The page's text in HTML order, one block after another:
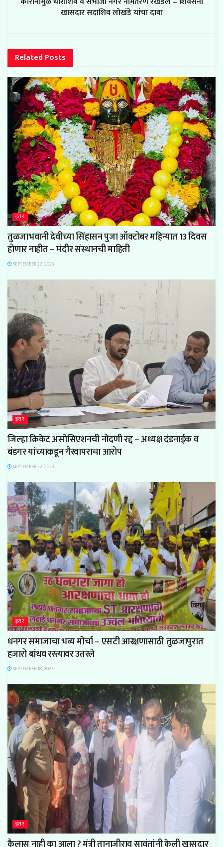
खासदार सदाशिव लोखंडे यांचा दावा
Related Posts
इतर
तुळजाभवानी देवीच्या सिंहासन पुजा ऑक्टोबर महिन्यात 13 दिवस
होणार नाहीत – मंदीर संस्थानची माहिती
SEPTEMBER 22, 2023
इतर
जिल्हा क्रिकेट असोसिएशनची नोंदणी रद्द – अध्यक्ष दंडनाईक व
बंडगर यांच्याकडून गैरवापराचा आरोप
SEPTEMBER 22, 2023
इतर
धनगर समाजाचा भव्य मोर्चा – एसटी आरक्षणासाठी तुळजापुरात
हजारो बांधव रस्त्यावर उतरले
SEPTEMBER 18, 2023
इतर